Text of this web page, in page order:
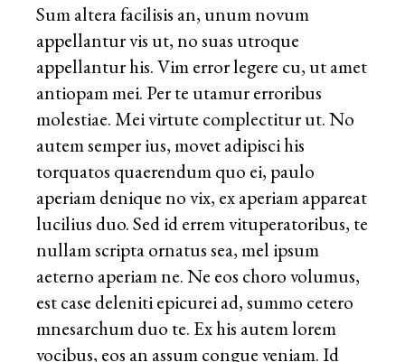
Sum altera facilisis an, unum novum
appellantur vis ut, no suas utroque
appellantur his. Vim error legere cu, ut amet
antiopam mei. Per te utamur erroribus
molestiae. Mei virtute complectitur ut. No
autem semper ius, movet adipisci his
torquatos quaerendum quo ei, paulo
aperiam denique no vix, ex aperiam appareat
lucilius duo. Sed id errem vituperatoribus, te
nullam scripta ornatus sea, mel ipsum
aeterno aperiam ne. Ne eos choro volumus,
est case deleniti epicurei ad, summo cetero
mnesarchum duo te. Ex his autem lorem
vocibus, eos an assum congue veniam. Id